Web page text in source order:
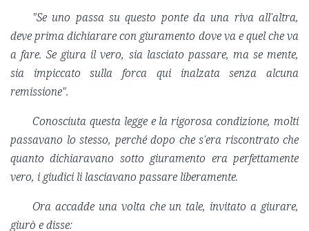
"Se uno passa su questo ponte da una riva all'altra,
deve prima dichiarare con giuramento dove va e quel che va
a fare. Se giura il vero, sia lasciato passare, ma se mente,
sia impiccato sulla forca qui inalzata senza alcuna
remissione".
Conosciuta questa legge e la rigorosa condizione, molti
passavano lo stesso, perché dopo che s'era riscontrato che
quanto dichiaravano sotto giuramento era perfettamente
vero, i giudici li lasciavano passare liberamente.
Ora accadde una volta che un tale, invitato a giurare,
giurò e disse: